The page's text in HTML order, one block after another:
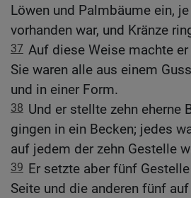
Löwen und Palmbäume ein,
vorhanden war, und Kränze
37 Auf diese Weise machte
Sie waren alle aus einem
und in einer Form.
38 Und er stellte zehn eherne
gingen in ein Becken; jedes
auf jedem der zehn Gestelle
39 Er setzte aber fünf
Seite und die anderen fünf